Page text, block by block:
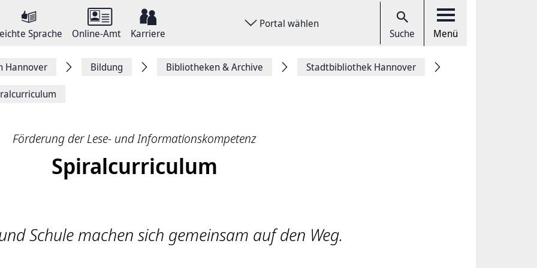
Sprache Online-Amt Karriere
Portal wählen
Suche Menü
Hannover Bildung Bibliotheken & Archive Stadtbibliothek Hannover
Förderung der Lese- und Informationskompetenz
Spiralcurriculum
Schule machen sich gemeinsam auf den Weg.